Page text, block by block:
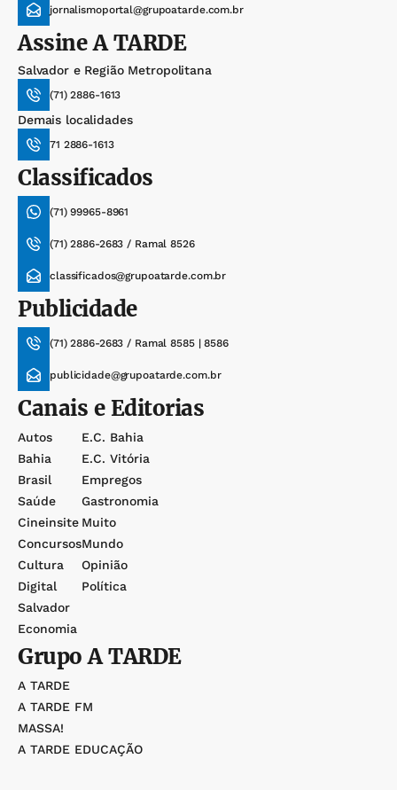
jornalismoportal@grupoatarde.com.br
AssineA TARDE
Salvador e Região Metropolitana
(71) 2886-1613
Demais localidades
71 2886-1613
Classificados
(71) 99965-8961
(71) 2886-2683 / Ramal 8526
classificados@grupoatarde.com.br
Publicidade
(71) 2886-2683 / Ramal 8585 | 8586
publicidade@grupoatarde.com.br
Canais e Editorias
Autos
Bahia
Brasil
Saúde
Cineinsite
Concursos
Cultura
Digital
Salvador
Economia
E.c. Bahia
E.c. Vitória
Empregos
Gastronomia
Muito
Mundo
Opinião
Política
GrupoA TARDE
A TARDE
A TARDE FM
MASSA!
A TARDE EDUCAÇÃO